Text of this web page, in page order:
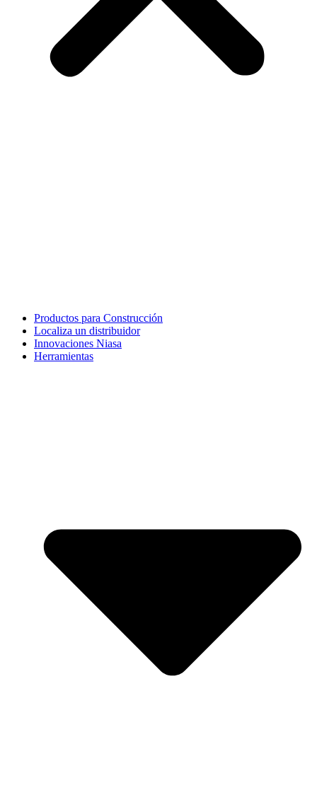
Productos para Construcción
Localiza un distribuidor
Innovaciones Niasa
Herramientas